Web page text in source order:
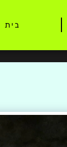
בית